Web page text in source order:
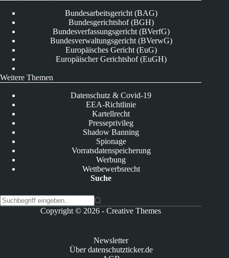
Bundesarbeitsgericht (BAG)
Bundesgerichtshof (BGH)
Bundesverfassungsgericht (BVerfG)
Bundesverwaltungsgericht (BVerwG)
Europäisches Gericht (EuG)
Europäischer Gerichtshof (EuGH)
Weitere Themen
Datenschutz & Covid-19
EEA-Richtlinie
Kartellrecht
Presseprivileg
Shadow Banning
Spionage
Vorratsdatenspeicherung
Werbung
Wettbewerbsrecht
Suche
Copyright © 2026 -Creative Themes
Newsletter
Über datenschutzticker.de